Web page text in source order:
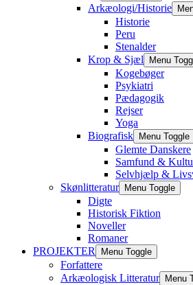
Arkæologi/Historie
Historie
Peru
Stenalder
Krop & Sjæl
Menu
Kogebøger
Psykiatri
Pædagogik
Rejser
Yoga
Biografisk
Menu Toggle
Glemte Danskere
Samfund &
Selvhjælp &
Skønlitteratur
Menu Toggle
Digte
Historisk Fiktion
Noveller
Romaner
PROJEKTER
Menu Toggle
Forfattere
Arkæologisk Litteratur
Menu